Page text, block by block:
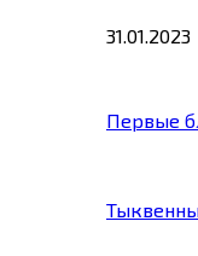
31.01.2023
Первые